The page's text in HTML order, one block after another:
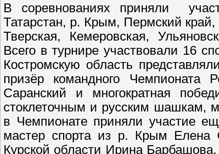
В соревнованиях приняли
Татарстан, р. Крым, Пермский
Тверская, Кемеровская,
Всего в турнире участвовали 16
Костромскую область
призёр командного Чемпионата
Саранский и многократная
стоклеточным и русским шашкам,
в Чемпионате приняли участие
мастер спорта из р. Крым Елена
Курской области Ирина